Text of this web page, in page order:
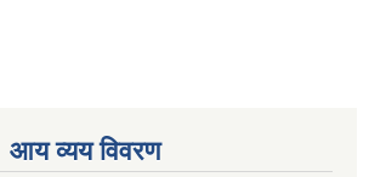
आय व्यय विवरण